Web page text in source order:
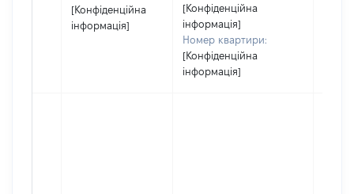
[Конфіденційна
інформація]
[Конфіденційна
інформація]
Номер квартири:
[Конфіденційна
інформація]